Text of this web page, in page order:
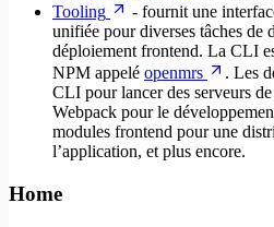
Tooling
- fournit une
unifiée pour diverses tâches de
déploiement frontend. La CLI
NPM appelé openmrs
. Les
CLI pour lancer des serveurs
Webpack pour le
modules frontend pour une
l’application, et plus encore.
Home